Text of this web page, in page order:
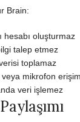
Brain:
hesabı oluşturmaz
talep etmez
toplamaz
veya mikrofon
veri işlemez